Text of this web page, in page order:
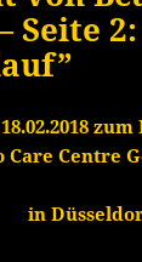
Seite
Care Centre
in